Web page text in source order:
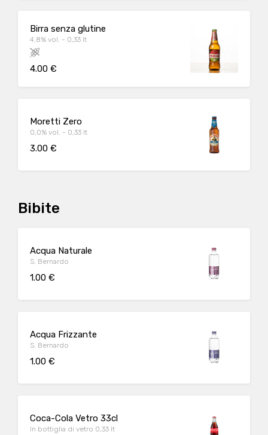
Birra senza glutine
4,8% vol. - 0,33 lt
4.00 €
Moretti Zero
0,0% vol. - 0,33 lt
3.00 €
Bibite
Acqua Naturale
S. Bernardo
1.00 €
Acqua Frizzante
S. Bernardo
1.00 €
Coca-Cola Vetro 33cl
In bottiglia di vetro 0,33 lt